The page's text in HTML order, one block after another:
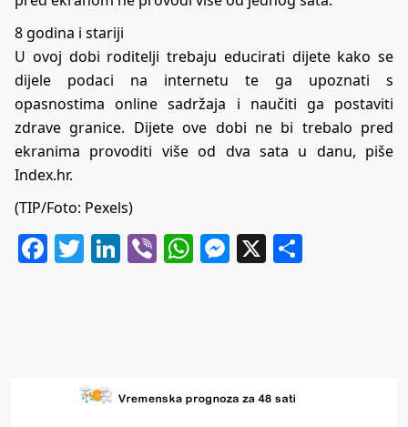
8 godina i stariji
U ovoj dobi roditelji trebaju educirati dijete kako se
dijele podaci na internetu te ga upoznati s
opasnostima online sadržaja i naučiti ga postaviti
zdrave granice. Dijete ove dobi ne bi trebalo pred
ekranima provoditi više od dva sata u danu, piše
Index.hr.
(TIP/Foto: Pexels)
Facebook
Twitter
LinkedIn
ViberWhatsApp
Messenger
X